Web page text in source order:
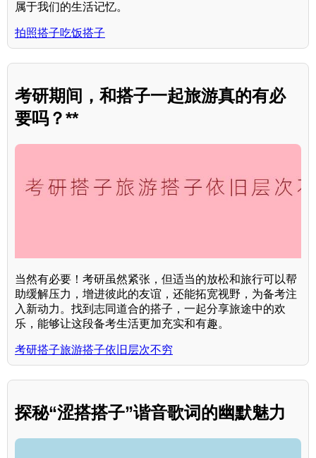
属于我们的生活记忆。
拍照搭子吃饭搭子
考研期间，和搭子一起旅游真的有必
要吗？**
当然有必要！考研虽然紧张，但适当的放松和旅行可以帮
助缓解压力，增进彼此的友谊，还能拓宽视野，为备考注
入新动力。找到志同道合的搭子，一起分享旅途中的欢
乐，能够让这段备考生活更加充实和有趣。
考研搭子旅游搭子依旧层次不穷
探秘“涩搭搭子”谐音歌词的幽默魅力